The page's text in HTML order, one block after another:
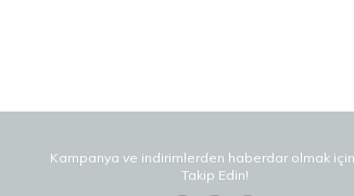
Kampanya ve indirimlerden haberdar olmak
Takip Edin!